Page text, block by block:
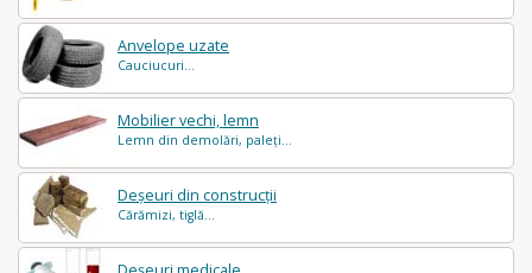
Anvelope uzate
Cauciucuri...
Mobilier vechi, lemn
Lemn din demolări, paleți...
Deșeuri din construcții
Cărămizi, tiglă...